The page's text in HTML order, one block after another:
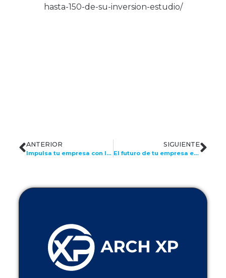
hasta-150-de-su-inversion-estudio/
ANTERIOR
Impulsa tu empresa con las soluciones de Capital Humano de ARCH LATAM
SIGUIENTE
El futuro de tu empresa está en el Talento IT: Descubre cómo